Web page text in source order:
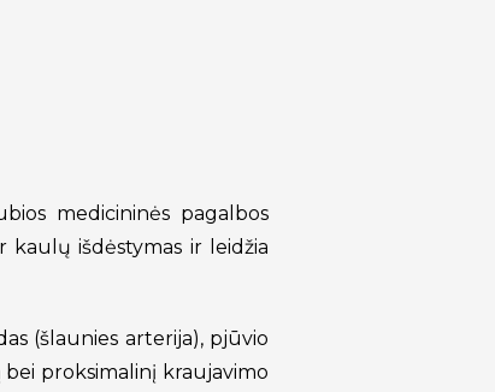
medicininės pagalbos
kaulų išdėstymas ir leidžia
(šlaunies arterija), pjūvio
proksimalinį kraujavimo